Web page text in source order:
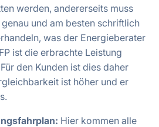
werden, andererseits muss
und am besten schriftlich
was der Energieberater
ist die erbrachte Leistung
den Kunden ist dies daher
ist höher und er
Hier kommen alle